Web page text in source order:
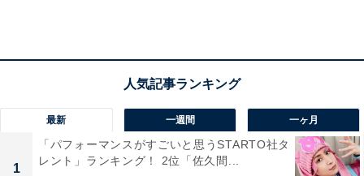
第2位：名古屋大学（15.4％）
最新 一週間 一ヶ月
1
「パフォーマンスがすごいと思うSTARTO社タ
レント」ランキング！ 2位「佐久間...